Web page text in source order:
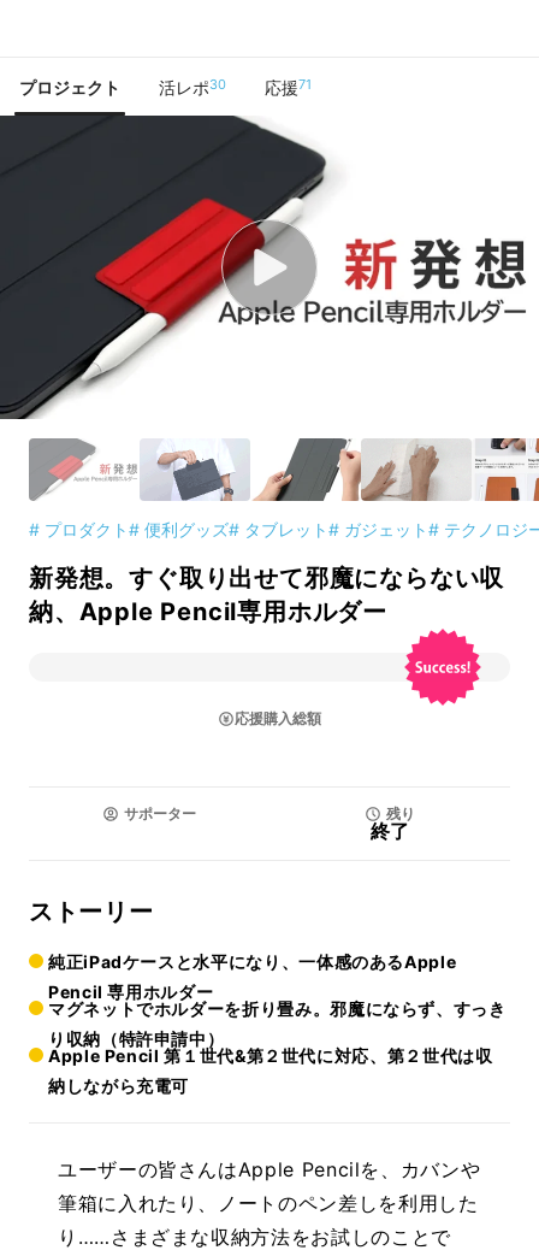
プロジェクト 活レポ30 応援71
# プロダクト# 便利グッズ# タブレット# ガジェット# テクノロジ
新発想。すぐ取り出せて邪魔にならない収
納、Apple Pencil専用ホルダー
応援購入総額
サポーター 残り
終了
ストーリー
純正iPadケースと水平になり、一体感のあるApple
Pencil 専用ホルダー
マグネットでホルダーを折り畳み。邪魔にならず、すっき
り収納（特許申請中）
Apple Pencil 第１世代&第２世代に対応、第２世代は収
納しながら充電可
ユーザーの皆さんはApple Pencilを、カバンや
筆箱に入れたり、ノートのペン差しを利用した
り……さまざまな収納方法をお試しのことで